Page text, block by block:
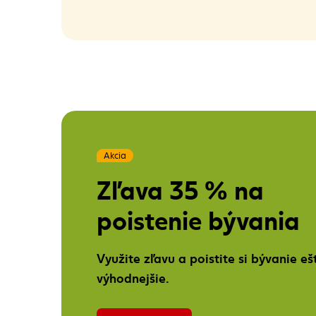
Akcia
Zľava 35 % na
poistenie bývania
Využite zľavu a poistite si bývanie
výhodnejšie.